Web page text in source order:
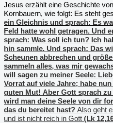
Jesus erzählt eine Geschichte
Kornbauern, wie folgt: Es steht
ein Gleichnis und sprach: Es
Feld hatte wohl getragen. Und
sprach: Was soll ich tun? Ich
hin sammle. Und sprach: Das
Scheunen abbrechen und
sammeln alles, was mir
will sagen zu meiner Seele:
Vorrat auf viele Jahre; habe
guten Mut! Aber Gott sprach
wird man deine Seele von dir
das du bereitet hast? Also geht
und ist nicht reich in Gott (Lk